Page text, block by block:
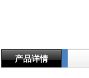
产品详情